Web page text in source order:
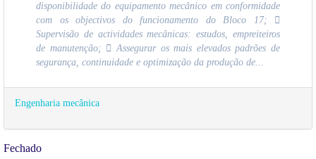
disponibilidade do equipamento mecânico em conformidade
com os objectivos do funcionamento do Bloco 17; 
Supervisão de actividades mecânicas: estudos, empreiteiros
de manutenção;  Assegurar os mais elevados padrões de
segurança, continuidade e optimização da produção de...
Engenharia mecânica
Fechado